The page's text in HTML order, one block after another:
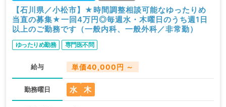
【石川県／小松市】★時間調整相談可能なゆったりめ
当直の募集★一回4万円◎毎週水・木曜日のうち週1日
以上のご勤務です（一般内科、一般外科／非常勤）
ゆったりめ勤務 専門医不問
給与 単価40,000円 ～
勤務曜日 水 木